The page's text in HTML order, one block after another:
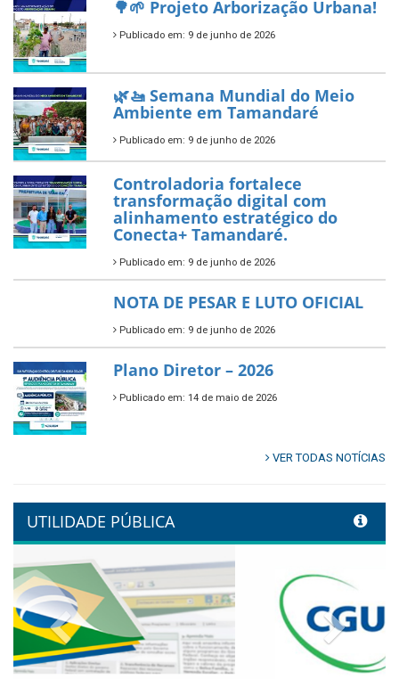
empreendedorismo.
Publicado em: 10 de junho de 2026
novos investimentos para
fortalecer a saúde pública do
município.
Publicado em: 10 de junho de 2026
Prefeitura de Tamandaré abre
inscrições para o Festival
Multicultural PNAB 2026
Publicado em: 9 de junho de 2026
🌳🌱 Projeto Arborização Urbana!
Publicado em: 9 de junho de 2026
🌿🚤 Semana Mundial do Meio
Ambiente em Tamandaré
alinhamento estratégico do
Conecta+ Tamandaré.
NOTA DE PESAR E LUTO OFICIAL
Publicado em: 9 de junho de 2026
Plano Diretor – 2026